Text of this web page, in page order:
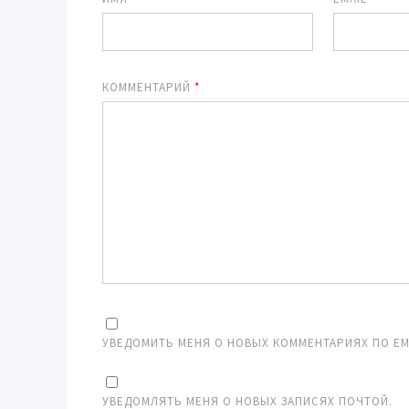
КОММЕНТАРИЙ *
УВЕДОМИТЬ МЕНЯ О НОВЫХ КОММЕНТАРИЯХ ПО
УВЕДОМЛЯТЬ МЕНЯ О НОВЫХ ЗАПИСЯХ ПОЧТОЙ.